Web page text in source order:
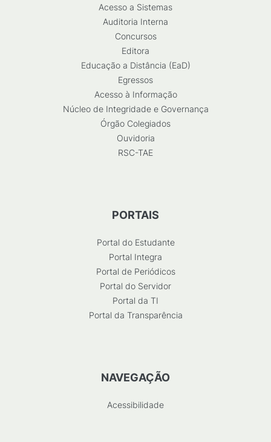
Acesso a Sistemas
Auditoria Interna
Concursos
Editora
Educação a Distância (EaD)
Egressos
Acesso à Informação
Núcleo de Integridade e Governança
Órgão Colegiados
Ouvidoria
RSC-TAE
PORTAIS
Portal do Estudante
Portal Integra
Portal de Periódicos
Portal do Servidor
Portal da TI
Portal da Transparência
NAVEGAÇÃO
Acessibilidade